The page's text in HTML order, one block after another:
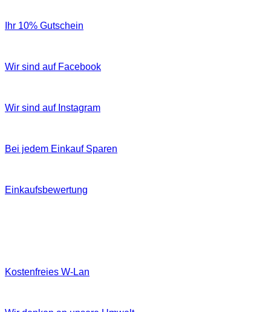
Ihr 10% Gutschein
Wir sind auf Facebook
Wir sind auf Instagram
Bei jedem Einkauf Sparen
Einkaufsbewertung
Kostenfreies W‐Lan